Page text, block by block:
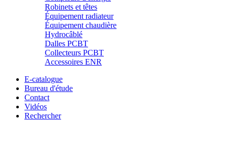
Robinets et têtes
Équipement radiateur
Équipement chaudière
Hydrocâblé
Dalles PCBT
Collecteurs PCBT
Accessoires ENR
E-catalogue
Bureau d'étude
Contact
Vidéos
Rechercher